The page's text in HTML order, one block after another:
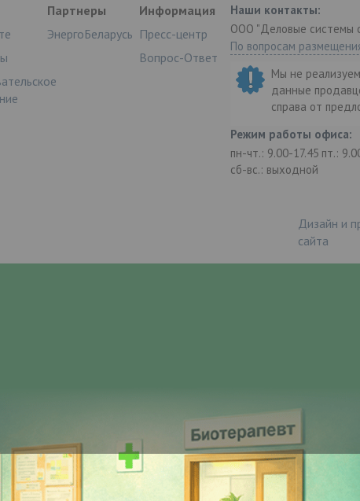
Партнеры
ЭнергоБеларусь
Информация
Пресс-центр
Вопрос-Ответ
Наши контакты:
ООО "Деловые системы
По вопросам
Мы не
данные
справа от
Режим работы офиса:
пн-чт.: 9.00-17.45 пт.:
сб-вс.: выходной
Дизайн и
сайта